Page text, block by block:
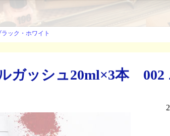
ック・ホワイト
ガッシュ20ml×3本 002